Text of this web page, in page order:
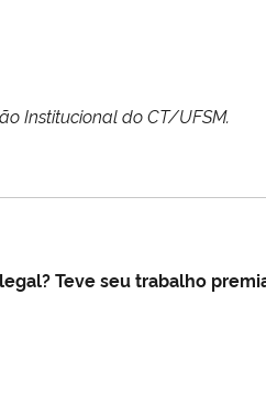
Institucional do CT/UFSM.
Teve seu trabalho